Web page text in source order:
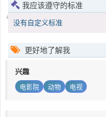
我应该遵守的标准
没有自定义标准
更好地了解我
兴趣
电影院 动物 电视